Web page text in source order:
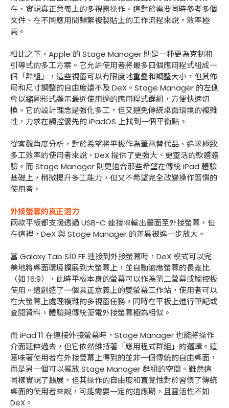
在，實現真正意義上的多視窗操作。這對於需要同時參考多個
文件、在不同應用間頻繁複製貼上的工作流程來說，效率極
高。
相比之下，Apple 的 Stage Manager 則是一種更為克制和
引導式的多工方案。它允許使用者將最多四個應用程式組成一
個「群組」，這些視窗可以有限度地重疊和調整大小，但其佈
局和尺寸調整的自由度遠不及 DeX。Stage Manager 的左側
會以縮圖形式顯示最近使用過的應用程式群組，方便快速切
換。它的設計理念是強化多工，但又避免傳統桌面環境的複雜
性，力求在觸控優先的 iPadOS 上找到一個平衡點。
從客觀角度分析，對於希望將平板作為筆電替代品、追求極致
多工效率的使用者來說，DeX 提供了更強大、更靈活的軟體體
驗。而 Stage Manager 則更適合那些希望在傳統 iPad 體驗
基礎上，稍微提升多工能力，但又不希望完全改變操作習慣的
使用者。
外接螢幕的真正潛力
兩款平板都支援透過 USB-C 連接埠輸出畫面至外接螢幕，但
在這裡，DeX 與 Stage Manager 的差異被進一步放大。
當 Galaxy Tab S10 FE 連接到外接螢幕時，DeX 模式可以完
美地將桌面環境擴展到大螢幕上，並自動適應螢幕的長寬比
（如 16:9），此時平板本身的螢幕可以作為第二螢幕或觸控板
使用。這創造了一個真正意義上的雙螢幕工作站，使用者可以
在大螢幕上處理複雜的多視窗任務，同時在平板上進行筆記或
查閱資料，體驗與傳統筆電外接螢幕極為相似。
而 iPad 11 在連接外接螢幕時，Stage Manager 也能將操作
介面延伸過去，但它依然維持著「應用程式群組」的邏輯。這
意味著使用者在外接螢幕上得到的並非一個傳統的自由桌面，
而是另一個可以擺放 Stage Manager 群組的空間。雖然這
同樣實現了擴展，但其操作的自由度和直覺性對於習慣了傳統
桌面的使用者來說，可能需要一定的適應期，且靈活性不如
DeX。